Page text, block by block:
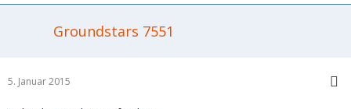
Groundstars 7551
5. Januar 2015